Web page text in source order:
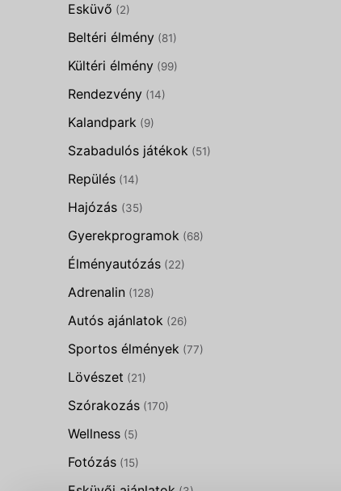
Esküvő (2)
Beltéri élmény (81)
Kültéri élmény (99)
Rendezvény (14)
Kalandpark (9)
Szabadulós játékok (51)
Repülés (14)
Hajózás (35)
Gyerekprogramok (68)
Élményautózás (22)
Adrenalin (128)
Autós ajánlatok (26)
Sportos élmények (77)
Lövészet (21)
Szórakozás (170)
Wellness (5)
Fotózás (15)